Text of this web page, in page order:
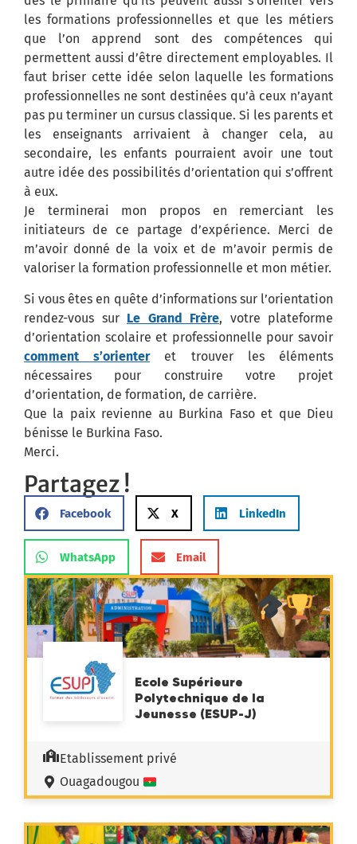
les formations professionnelles et que les métiers
que l’on apprend sont des compétences qui
permettent aussi d’être directement employables. Il
faut briser cette idée selon laquelle les formations
professionnelles ne sont destinées qu’à ceux n’ayant
pas pu terminer un cursus classique. Si les parents et
les enseignants arrivaient à changer cela, au
secondaire, les enfants pourraient avoir une tout
autre idée des possibilités d’orientation qui s’offrent
à eux.
Je terminerai mon propos en remerciant les
initiateurs de ce partage d’expérience. Merci de
m’avoir donné de la voix et de m’avoir permis de
valoriser la formation professionnelle et mon métier.
Si vous êtes en quête d’informations sur l’orientation
rendez-vous sur Le Grand Frère, votre plateforme
d’orientation scolaire et professionnelle pour savoir
comment s’orienteret trouver les éléments
nécessaires pour construire votre projet
d’orientation, de formation, de carrière.
Que la paix revienne au Burkina Faso et que Dieu
bénisse le Burkina Faso.
Merci.
Partagez !
Facebook X LinkedIn
WhatsApp Email
Ecole Supérieure
Polytechnique de la
Jeunesse (ESUP-J)
Etablissement privé
Ouagadougou